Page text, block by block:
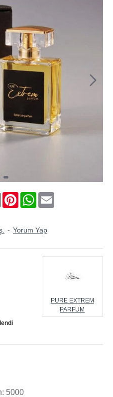
X PinterestWhatsApp
Email
- Yorum Yap
5000
PURE EXTREM
PARFUM